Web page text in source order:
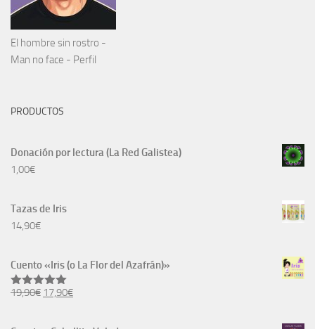
El hombre sin rostro -
Man no face - Perfil
PRODUCTOS
Donación por lectura (La Red Galistea)
1,00€
Tazas de Iris
14,90€
Cuento «Iris (o La Flor del Azafrán)»
Valorado
19,90€ El
original
17,90€El
actual